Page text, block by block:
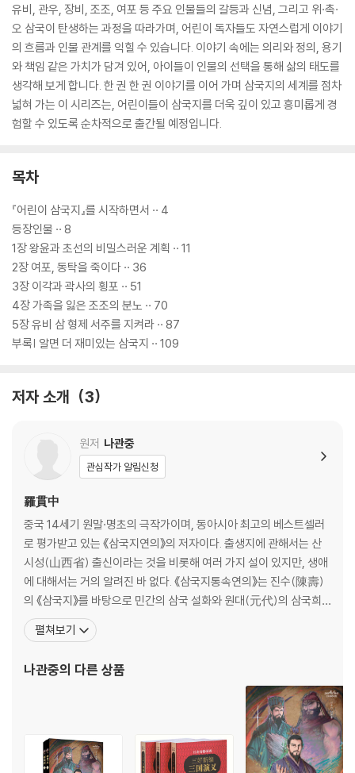
유비, 관우, 장비, 조조, 여포 등 주요 인물들의 갈등과 신념, 그리고 위·촉·
오 삼국이 탄생하는 과정을 따라가며, 어린이 독자들도 자연스럽게 이야기
의 흐름과 인물 관계를 익힐 수 있습니다. 이야기 속에는 의리와 정의, 용기
와 책임 같은 가치가 담겨 있어, 아이들이 인물의 선택을 통해 삶의 태도를
생각해 보게 합니다. 한 권 한 권 이야기를 이어 가며 삼국지의 세계를 점차
넓혀 가는 이 시리즈는, 어린이들이 삼국지를 더욱 깊이 있고 흥미롭게 경
험할 수 있도록 순차적으로 출간될 예정입니다.
목차
『어린이 삼국지』를 시작하면서 ·· 4
등장인물 ·· 8
1장 왕윤과 초선의 비밀스러운 계획 ·· 11
2장 여포, 동탁을 죽이다 ·· 36
3장 이각과 곽사의 횡포 ·· 51
4장 가족을 잃은 조조의 분노 ·· 70
5장 유비 삼 형제 서주를 지켜라 ·· 87
부록| 알면 더 재미있는 삼국지 ·· 109
저자 소개 3
원저 나관중
관심작가 알림신청
羅貫中
중국 14세기 원말·명초의 극작가이며, 동아시아 최고의 베스트셀러
로 평가받고 있는 《삼국지연의》의 저자이다. 출생지에 관해서는 산
시성(山西省) 출신이라는 것을 비롯해 여러 가지 설이 있지만, 생애
에 대해서는 거의 알려진 바 없다. 《삼국지통속연의》는 진수(陳壽)
의 《삼국지》를 바탕으로 민간의 삼국 설화와 원대(元代)의 삼국희
(三國戱) 등 여기저기 흩어져 있는 삼국에 관한 이야기를 한꺼번에
엮어 펴낸 것이다. 이 외에 《수호지》, 《수당연의》, 《잔당오대사연
때 동아시아에서 셰익스피어 또는 일리아스를 쓴 호메로스
펼쳐보기
나관중의 다른 상품